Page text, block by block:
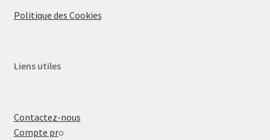
Politique des Cookies
Liens utiles
Contactez-nous
Compte pro